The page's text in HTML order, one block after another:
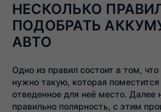
НЕСКОЛЬКО
ПОДОБРАТЬ
АВТО
Одно из правил состоит в том,
нужно такую, которая поместится
отведенное для неё место. Далее
правильно полярность, с этим